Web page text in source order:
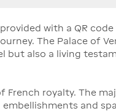
with a QR
The Palace of
but also a living
French royalty. The
and